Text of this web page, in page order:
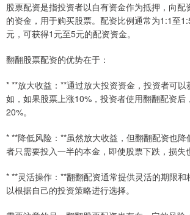
股票配资是指投资者以自有资金作为抵押，向配
的资金，用于购买股票。配资比例通常为1:1至
元，可获得1元至5元的配资资金。
翻翻股票配资的优势在于：
* **放大收益：**通过放大投资资金，投资者可
如，如果股票上涨10%，投资者使用翻翻配资后
20%。
* **降低风险：**虽然放大收益，但翻翻配资也
者只需要投入一半的本金，即使股票下跌，损失
* **灵活操作：**翻翻配资通常提供灵活的期限
以根据自己的投资策略进行选择。